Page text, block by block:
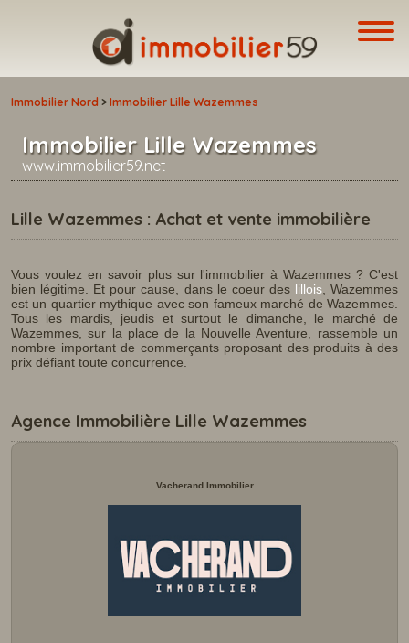
Immobilier Nord > Immobilier Lille Wazemmes
Immobilier Lille Wazemmes
www.immobilier59.net
Lille Wazemmes : Achat et vente immobilière
Vous voulez en savoir plus sur l'immobilier à Wazemmes ? C'est
bien légitime. Et pour cause, dans le coeur des lillois, Wazemmes
est un quartier mythique avec son fameux marché de Wazemmes.
Tous les mardis, jeudis et surtout le dimanche, le marché de
Wazemmes, sur la place de la Nouvelle Aventure, rassemble un
nombre important de commerçants proposant des produits à des
prix défiant toute concurrence.
Agence Immobilière Lille Wazemmes
Vacherand Immobilier